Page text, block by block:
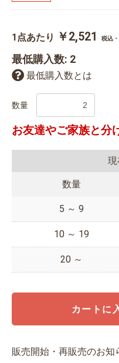
1点あたり ￥2,521 税込
最低購入数: 2
最低購入数とは
数量
お友達やご家族と分
現
数量
5 ～ 9
10 ～ 19
20 ～
カートに
販売開始・再販売のお知